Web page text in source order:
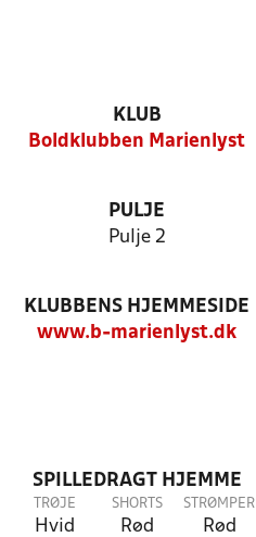
KLUB
Boldklubben Marienlyst
PULJE
Pulje 2
KLUBBENS HJEMMESIDE
www.b-marienlyst.dk
SPILLEDRAGT HJEMME
TRØJE
Hvid
SHORTS
Rød
STRØMPER
Rød